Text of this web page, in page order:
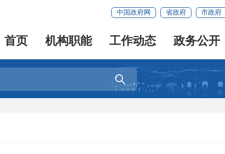
中国政府网 省政府 市政府
首页 机构职能 工作动态 政务公开
